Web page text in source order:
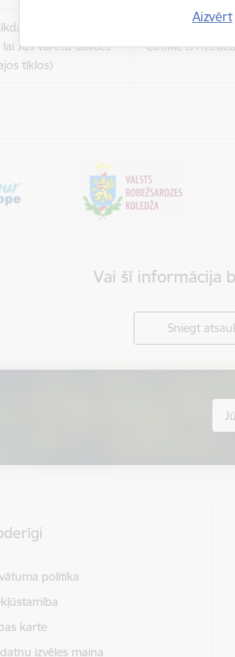
Aizvērt
Jūs varētu dalīties
tīklos)
Cookie is
Vai šī informācija
Sniegt
politika
karte
izvēles maiņa